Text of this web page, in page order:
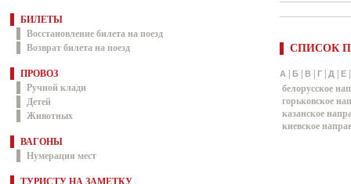
БИЛЕТЫ
Восстановление билета на поезд
Возврат билета на поезд
ПРОВОЗ
Ручной клади
Детей
Животных
ВАГОНЫ
Нумерация мест
ТУРИСТУ НА ЗАМЕТКУ
СПИСОК
А Б В Г Д Е
белорусское
горьковское
казанское
киевское